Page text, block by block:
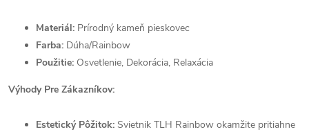
Materiál: Prírodný kameň pieskovec
Farba: Dúha/Rainbow
Použitie: Osvetlenie, Dekorácia, Relaxácia
Výhody Pre Zákazníkov:
Estetický Pôžitok: Svietnik TLH Rainbow okamžite pritiahne